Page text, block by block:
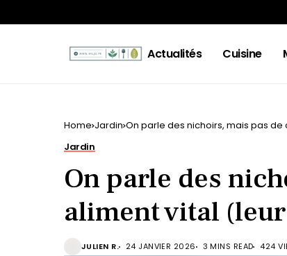
Actualités Cuisine
Home Jardin On parle des nichoirs, mais pas
Jardin
On parle des
aliment vital
JULIEN R. 24 JANVIER 2026 3 MINS READ 424